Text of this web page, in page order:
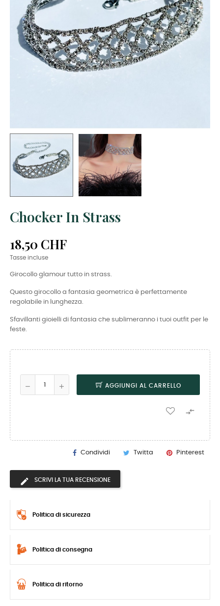
Chocker In Strass
18,50 CHF
Tasse incluse
Girocollo glamour tutto in strass.
Questo girocollo a fantasia geometrica è perfettamente
regolabile in lunghezza.
Sfavillanti gioielli di fantasia che sublimeranno i tuoi outfit per le
feste.
AGGIUNGI AL CARRELLO

Condividi Twitta Pinterest
SCRIVI LA TUA RECENSIONE
Politica di sicurezza
Politica di consegna
Politica di ritorno